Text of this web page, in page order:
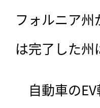
フォルニア
は完了した
自動車の